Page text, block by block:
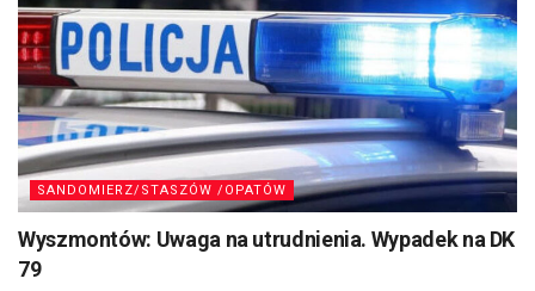
SANDOMIERZ/STASZÓW /OPATÓW
Wyszmontów: Uwaga na utrudnienia. Wypadek na DK
79